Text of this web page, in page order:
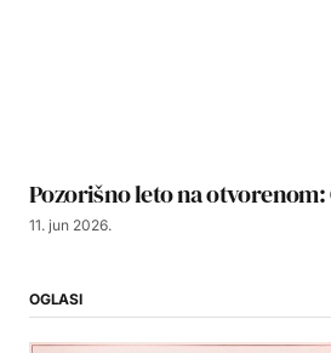
Pozorišno leto na otvorenom:
11. jun 2026.
OGLASI